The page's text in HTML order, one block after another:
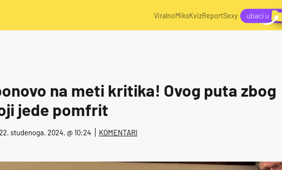
ViralnoMiksKvizReportSexy
na meti kritika! Ovog puta zbog
jede pomfrit
studenoga. 2024. @ 10:24 KOMENTARI